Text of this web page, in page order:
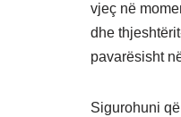
vjeç në
dhe
pavarësisht
Sigurohuni